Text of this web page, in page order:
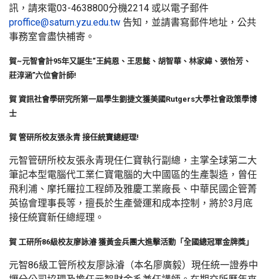
訊，請來電03-4638800分機2214 或以電子郵件
proffice@saturn.yzu.edu.tw 告知，並請書寫郵件地址，公共
事務室會盡快補寄。
賀~元智會計95年又誕生“王純恩、王思懿、胡智華、林家緯、張怡芳、
莊淳涵”六位會計師!
賀 資訊社會學研究所第一屆學生劉捷文獲美國Rutgers大學社會政策學博
士
賀 管研所校友張永青 接任統寶總經理!
元智管研所校友張永青現任仁寶執行副總，主掌全球第二大
筆記本型電腦代工業仁寶電腦的大中國區的生產製造，曾任
飛利浦、摩托羅拉工程師及雅慶工業廠長、中華民國企管菁
英協會理事長等，擅長於生產營運和成本控制，將於3月底
接任統寶新任總經理。
賀 工研所86級校友廖詠濬 獲黃金兵團大進擊活動「全國總冠軍金牌獎」
元智86級工管所校友廖詠濬（本名廖廣毅）現任統一證券中